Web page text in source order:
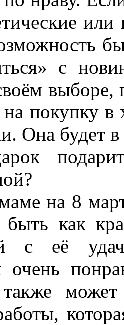
с
выборе,
на покупку
Она будет в
на 8
как
с её
очень
может